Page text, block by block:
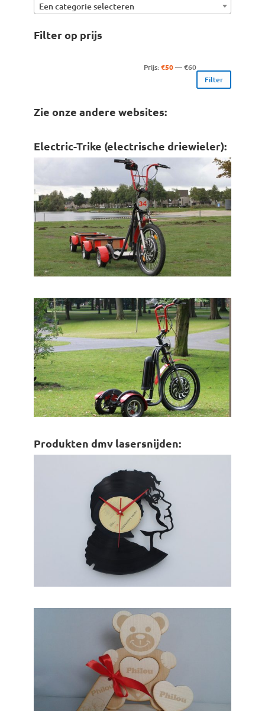
Een categorie selecteren
Filter op prijs
Filter
Prijs:€50—€60
Zie onze andere websites:
Electric-Trike (electrische driewieler):
Produkten dmv lasersnijden: